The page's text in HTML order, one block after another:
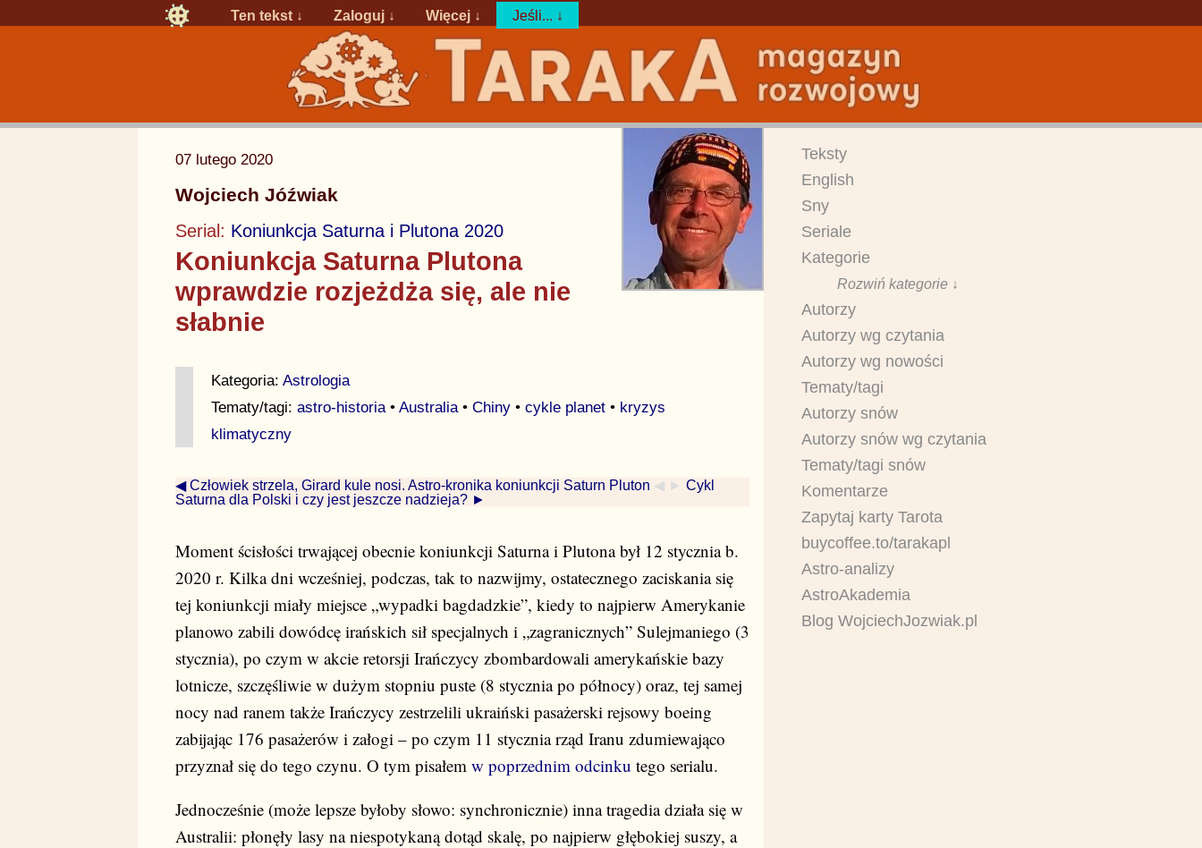
Ten tekst ↓ Zaloguj ↓ Więcej ↓ Jeśli... ↓
07 lutego 2020
Wojciech Jóźwiak
Serial: Koniunkcja Saturna i Plutona 2020
Koniunkcja Saturna Plutona
wprawdzie rozjeżdża się, ale nie
słabnie
Kategoria: Astrologia
Tematy/tagi: astro-historia • Australia • Chiny • cykle planet • kryzys
klimatyczny
◀ Człowiek strzela, Girard kule nosi. Astro-kronika koniunkcji Saturn Pluton ◀ ► Cykl
Saturna dla Polski i czy jest jeszcze nadzieja? ►
Moment ścisłości trwającej obecnie koniunkcji Saturna i Plutona był 12 stycznia b.
2020 r. Kilka dni wcześniej, podczas, tak to nazwijmy, ostatecznego zaciskania się
tej koniunkcji miały miejsce „wypadki bagdadzkie”, kiedy to najpierw Amerykanie
planowo zabili dowódcę irańskich sił specjalnych i „zagranicznych” Sulejmaniego (3
stycznia), po czym w akcie retorsji Irańczycy zbombardowali amerykańskie bazy
lotnicze, szczęśliwie w dużym stopniu puste (8 stycznia po północy) oraz, tej samej
nocy nad ranem także Irańczycy zestrzelili ukraiński pasażerski rejsowy boeing
zabijając 176 pasażerów i załogi – po czym 11 stycznia rząd Iranu zdumiewająco
przyznał się do tego czynu. O tym pisałem w poprzednim odcinku tego serialu.
Jednocześnie (może lepsze byłoby słowo: synchronicznie) inna tragedia działa się w
Australii: płonęły lasy na niespotykaną dotąd skalę, po najpierw głębokiej suszy, a
Teksty
English
Sny
Seriale
Kategorie
Rozwiń kategorie ↓
Autorzy
Autorzy wg czytania
Autorzy wg nowości
Tematy/tagi
Autorzy snów
Autorzy snów wg czytania
Tematy/tagi snów
Komentarze
Zapytaj karty Tarota
buycoffee.to/tarakapl
Astro-analizy
AstroAkademia
Blog WojciechJozwiak.pl